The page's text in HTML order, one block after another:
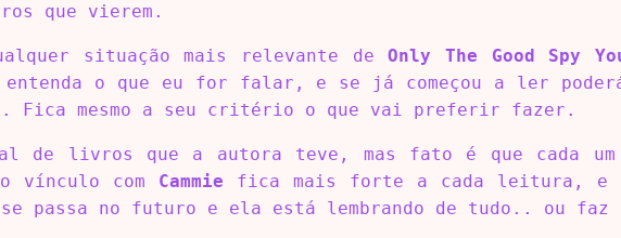
que vierem.
situação mais relevante deOnly The Good Spy
o que eu for falar, e se já começou a ler
Fica mesmo a seu critério o que vai preferir fazer.
livros que a autora teve, mas fato é que cada um
vínculo com Cammie fica mais forte a cada leitura, e
passa no futuro e ela está lembrando de tudo.. ou